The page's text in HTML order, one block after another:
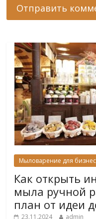
Мыловарение для
Как открыть
мыла ручной
план от идеи
23.11.2024 admin